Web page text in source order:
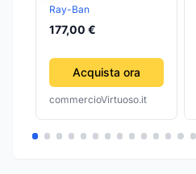
0RX5432-2012
Adulto unisex
Ray-Ban
177,00 €
Acquista ora
commercioVirtuoso.it